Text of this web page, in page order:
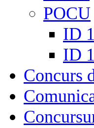
POCU
ID
ID
Concurs